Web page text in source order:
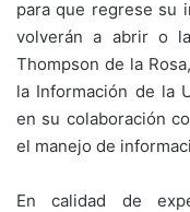
para que regrese su
volverán a abrir o
Thompson de la
la Información de la
en su colaboración
el manejo de
En calidad de